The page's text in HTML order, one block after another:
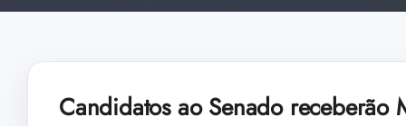
Candidatos ao Senado receberão